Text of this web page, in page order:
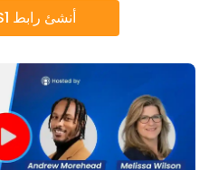
أنشئ رابط GS1 الرقمي